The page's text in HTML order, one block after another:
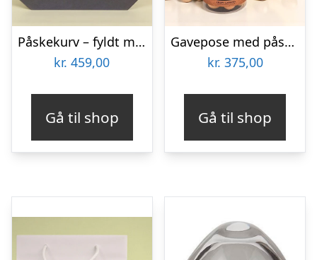
Påskekurv – fyldt med påskelækkerier
kr. 459,00
Gå til shop
Gavepose med påskeæg, lakrids og karameller
kr. 375,00
Gå til shop